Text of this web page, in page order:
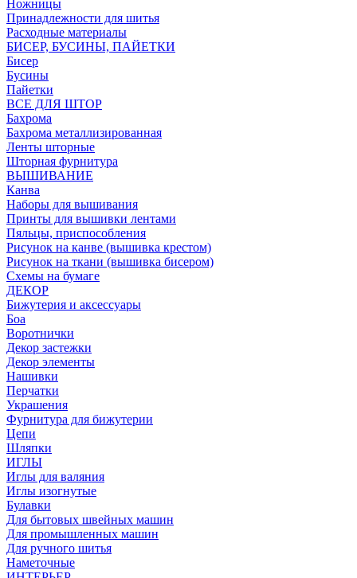
Ножницы
Принадлежности для шитья
Расходные материалы
БИСЕР, БУСИНЫ, ПАЙЕТКИ
Бисер
Бусины
Пайетки
ВСЕ ДЛЯ ШТОР
Бахрома
Бахрома металлизированная
Ленты шторные
Шторная фурнитура
ВЫШИВАНИЕ
Канва
Наборы для вышивания
Принты для вышивки лентами
Пяльцы, приспособления
Рисунок на канве (вышивка крестом)
Рисунок на ткани (вышивка бисером)
Схемы на бумаге
ДЕКОР
Бижутерия и аксессуары
Боа
Воротнички
Декор застежки
Декор элементы
Нашивки
Перчатки
Украшения
Фурнитура для бижутерии
Цепи
Шляпки
ИГЛЫ
Иглы для валяния
Иглы изогнутые
Булавки
Для бытовых швейных машин
Для промышленных машин
Для ручного шитья
Наметочные